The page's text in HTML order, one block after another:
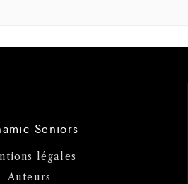
Seniors
légales
Auteurs